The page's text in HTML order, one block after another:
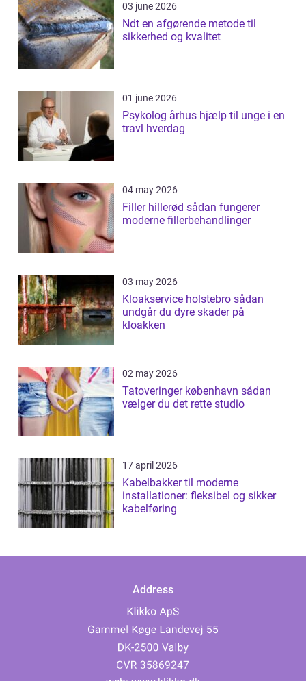
03 june 2026
Ndt en afgørende metode til
sikkerhed og kvalitet
01 june 2026
Psykolog århus hjælp til unge i en
travl hverdag
04 may 2026
Filler hillerød sådan fungerer
moderne fillerbehandlinger
03 may 2026
Kloakservice holstebro sådan
undgår du dyre skader på
kloakken
02 may 2026
Tatoveringer københavn sådan
vælger du det rette studio
17 april 2026
Kabelbakker til moderne
installationer: fleksibel og sikker
kabelføring
Address